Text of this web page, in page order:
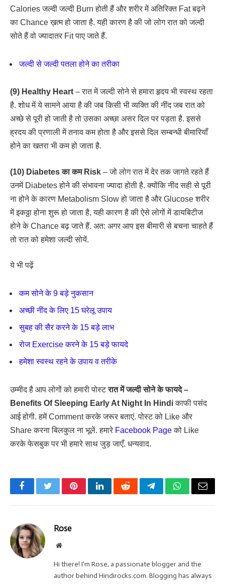
Calories जल्दी जल्दी Burn होती हैं और शरीर में अतिरिक्त Fat बढ़ने
का Chance ख़त्म हो जाता है. यही कारण है की जो लोग रात को जल्दी
सोते हैं वो ज्यादातर Fit पाए जाते हैं.
जल्दी से जल्दी पतला होने का तरीका
(9) Healthy Heart – रात में जल्दी सोने से हमारा हृदय भी स्वस्थ रहता
है. शोध में ये सामने आया है की जब किसी भी व्यक्ति की नींद जब रात को
अच्छे से पूरी हो जाती है तो उसका अच्छा असर दिल पर पड़ता है. इससे
ह्रदय की प्रणाली में तनाव कम होता है और इससे दिल सम्बन्धी बीमारियाँ
होने का खतरा भी कम हो जाता है.
(10) Diabetes का कम Risk – जो लोग रात में देर तक जागते रहते हैं
उनमें Diabetes होने की संभावना ज्यादा होती है. क्योंकि नींद सही से पूरी
ना होने के कारण Metabolism Slow हो जाता है और Glucose शरीर
में इकठ्ठा होना शुरू हो जाता है, यही कारण है की ऐसे लोगों में डायबिटीज
होने के Chance बढ़ जाते हैं. अत: अगर आप इस बीमारी से बचना चाहते हैं
तो रात को हमेशा जल्दी सोयें.
ये भी पढ़ें
कम सोने के 9 बड़े नुकसान
अच्छी नींद के लिए 15 घरेलू उपाय
सुबह की सैर करने के 15 बड़े लाभ
रोज Exercise करने के 15 बड़े फायदे
हमेशा स्वस्थ रहने के उपाय व तरीके
उम्मीद है आप लोगों को हमारी पोस्टरात में जल्दी सोने के फायदे –
Benefits Of Sleeping Early At Night In Hindiकाफी पसंद
आई होगी. हमें Comment करके जरूर बताएं. पोस्ट को Like और
Share करना बिलकुल ना भूलें. हमारे Facebook Pageको Like
करके फेसबुक पर भी हमारे साथ जुड़ जाएँ. धन्यवाद.
FacebookTwitterPinterestLinkedInRedditTelegramWhatsApp
Email
Rose
Website
Hi there! I'm Rose, a passionate blogger and the
author behind Hindirocks.com. Blogging has always